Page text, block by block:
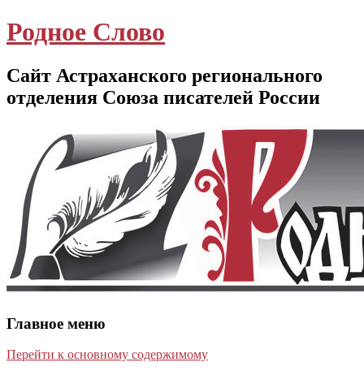
Родное Слово
Сайт Астраханского регионального
отделения Союза писателей России
Главное меню
Перейти к основному содержимому